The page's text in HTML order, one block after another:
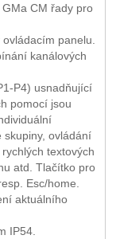
CM řady pro
panelu.
kanálových
P4) usnadňující
pomocí jsou
ovládání
textových
atd. Tlačítko pro
Esc/home.
aktuálního
IP54.